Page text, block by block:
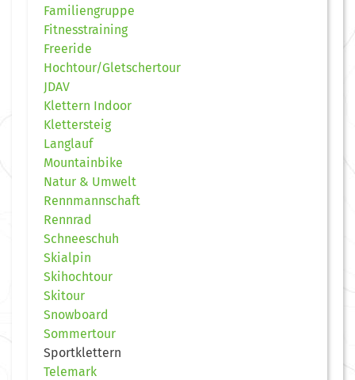
Familiengruppe
Fitnesstraining
Freeride
Hochtour/Gletschertour
JDAV
Klettern Indoor
Klettersteig
Langlauf
Mountainbike
Natur & Umwelt
Rennmannschaft
Rennrad
Schneeschuh
Skialpin
Skihochtour
Skitour
Snowboard
Sommertour
Sportklettern
Telemark